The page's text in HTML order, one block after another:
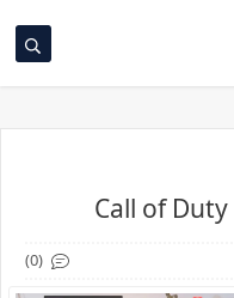
(0)